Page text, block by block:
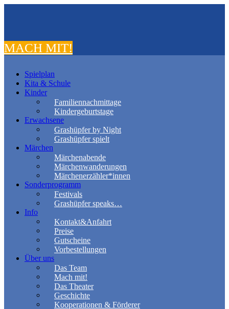
MACH MIT!
Spielplan
Kita & Schule
Kinder
Familiennachmittage
Kindergeburtstage
Erwachsene
Grashüpfer by Night
Grashüpfer spielt
Märchen
Märchenabende
Märchenwanderungen
Märchenerzähler*innen
Sonderprogramm
Festivals
Grashüpfer speaks…
Info
Kontakt&Anfahrt
Preise
Gutscheine
Vorbestellungen
Über uns
Das Team
Mach mit!
Das Theater
Geschichte
Kooperationen & Förderer